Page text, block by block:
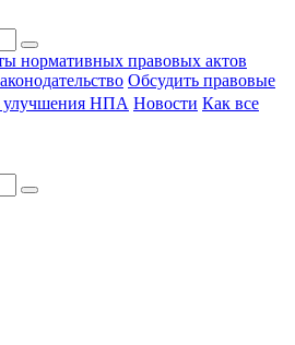
нормативных правовых актов
Обсудить правовые
улучшения НПА Новости Как все